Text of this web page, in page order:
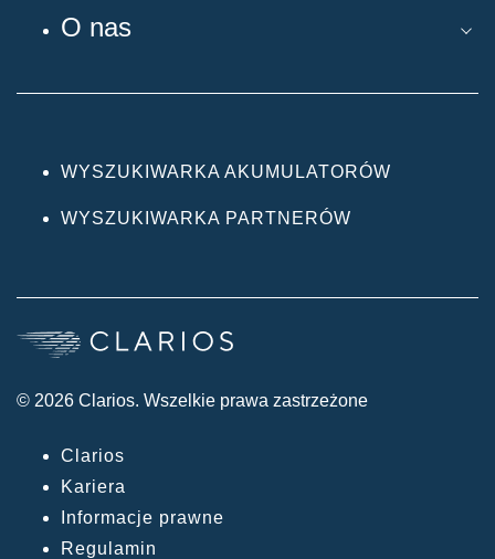
O nas
WYSZUKIWARKA AKUMULATORÓW
WYSZUKIWARKA PARTNERÓW
© 2026 Clarios. Wszelkie prawa zastrzeżone
Clarios
Kariera
Informacje prawne
Regulamin